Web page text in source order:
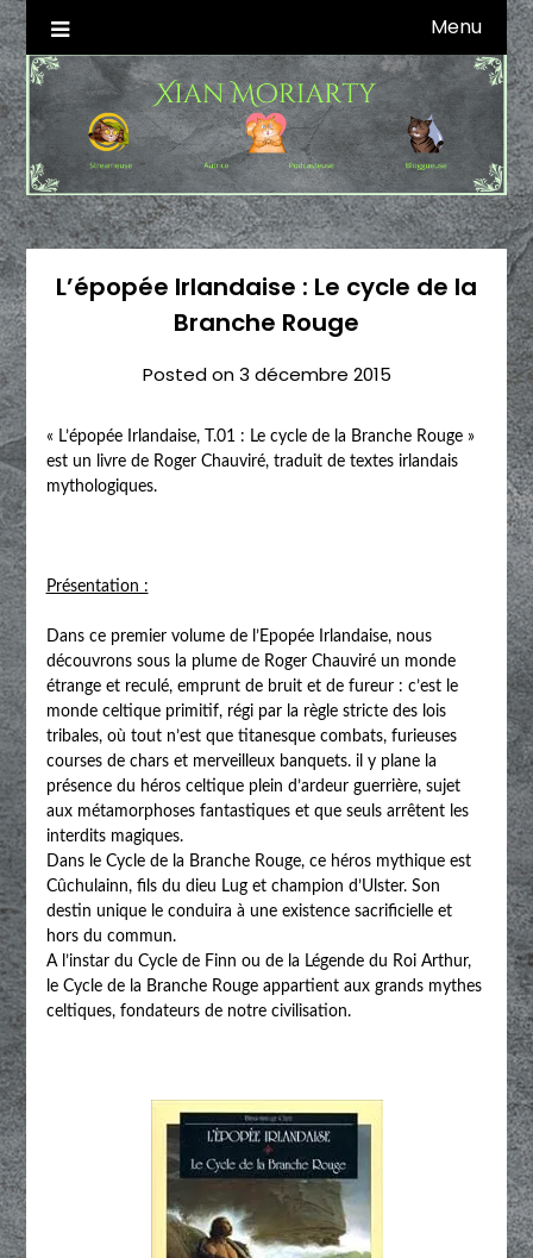
Skip
to
content
Xian Moriarty
Autrice SFFF & Blogueuse & Streameuse Menu
L’épopée Irlandaise : Le cycle de la
Branche Rouge
Posted on3 décembre 2015
« L’épopée Irlandaise, T.01 : Le cycle de la Branche Rouge »
est un livre de Roger Chauviré, traduit de textes irlandais
mythologiques.
Présentation :
Dans ce premier volume de l’Epopée Irlandaise, nous
découvrons sous la plume de Roger Chauviré un monde
étrange et reculé, emprunt de bruit et de fureur : c’est le
monde celtique primitif, régi par la règle stricte des lois
tribales, où tout n’est que titanesque combats, furieuses
courses de chars et merveilleux banquets. il y plane la
présence du héros celtique plein d’ardeur guerrière, sujet
aux métamorphoses fantastiques et que seuls arrêtent les
interdits magiques.
Dans le Cycle de la Branche Rouge, ce héros mythique est
Cûchulainn, fils du dieu Lug et champion d’Ulster. Son
destin unique le conduira à une existence sacrificielle et
hors du commun.
A l’instar du Cycle de Finn ou de la Légende du Roi Arthur,
le Cycle de la Branche Rouge appartient aux grands mythes
celtiques, fondateurs de notre civilisation.